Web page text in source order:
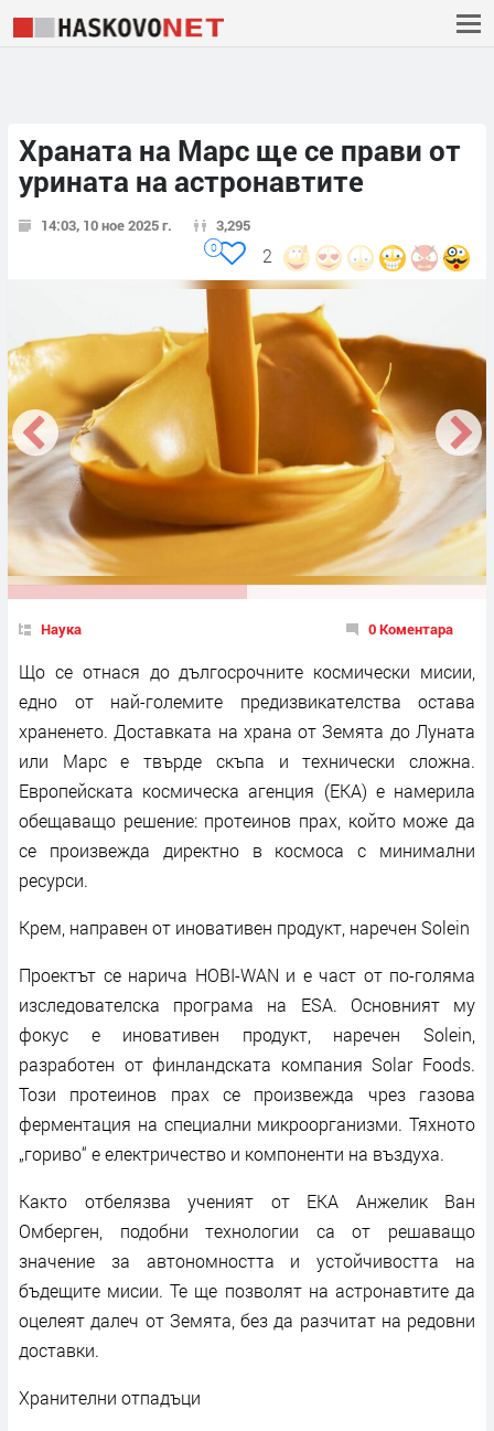
Храната на Марс ще се прави от
урината на астронавтите
14:03, 10 ное 2025 г. 3,295
2
0
Наука 0 Коментара
Що се отнася до дългосрочните космически мисии,
едно от най-големите предизвикателства остава
храненето. Доставката на храна от Земята до Луната
или Марс е твърде скъпа и технически сложна.
Европейската космическа агенция (ЕКА) е намерила
обещаващо решение: протеинов прах, който може да
се произвежда директно в космоса с минимални
ресурси.
Крем, направен от иновативен продукт, наречен Solein
Проектът се нарича HOBI-WAN и е част от по-голяма
изследователска програма на ESA. Основният му
фокус е иновативен продукт, наречен Solein,
разработен от финландската компания Solar Foods.
Този протеинов прах се произвежда чрез газова
ферментация на специални микроорганизми. Тяхното
„гориво“ е електричество и компоненти на въздуха.
Както отбелязва ученият от ЕКА Анжелик Ван
Омберген, подобни технологии са от решаващо
значение за автономността и устойчивостта на
бъдещите мисии. Те ще позволят на астронавтите да
оцелеят далеч от Земята, без да разчитат на редовни
доставки.
Хранителни отпадъци